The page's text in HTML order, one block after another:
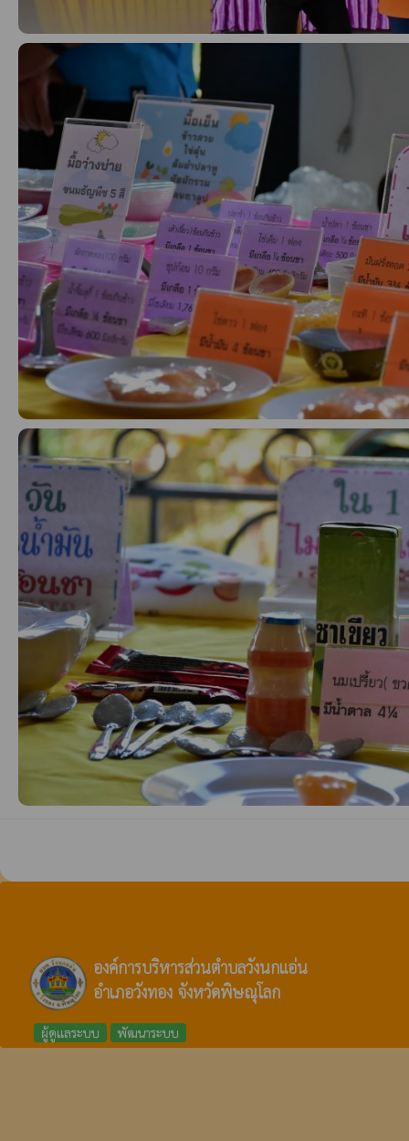
องค์การบริหารส่วนตำบลวังนกแอ่น
อำเภอวังทอง จังหวัดพิษณุโลก
ผู้ดูแลระบบ พัฒนาระบบ